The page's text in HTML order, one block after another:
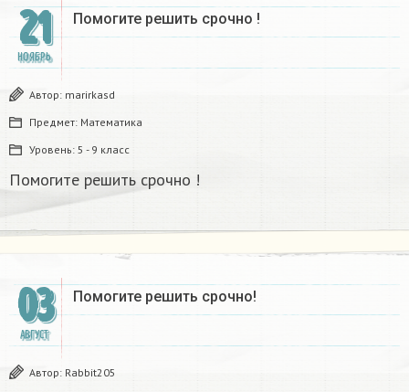
21
НОЯБРЬ
Помогите решить срочно !
Автор: marirkasd
Предмет: Математика
Уровень: 5 - 9 класс
Помогите решить срочно !
03
АВГУСТ
Помогите решить срочно!
Автор: Rabbit205